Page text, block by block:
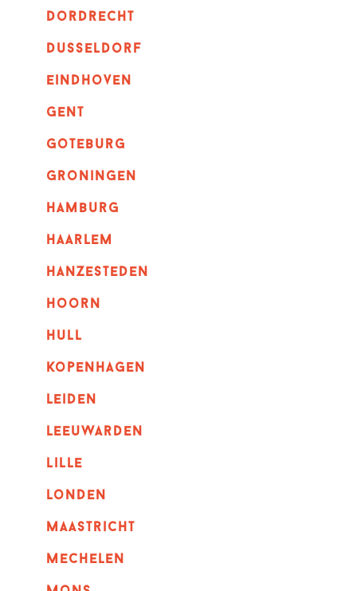
dordrecht
dusseldorf
eindhoven
GENT
goteburg
groningen
hamburg
haarlem
hanzesteden
hoorn
hull
kopenhagen
leiden
leeuwarden
lille
londen
maastricht
mechelen